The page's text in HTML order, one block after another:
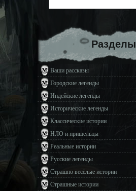
Разделы
Ваши рассказы
Городские легенды
Индейские легенды
Исторические легенды
Классические истории
НЛО и пришельцы
Реальные истории
Русские легенды
Страшно весёлые истории
Страшные истории